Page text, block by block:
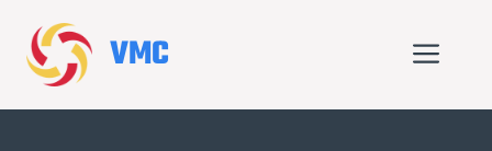
contenu
VMC